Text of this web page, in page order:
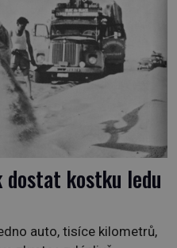
dosahuje […]
dostat kostku ledu
auto, tisíce kilometrů,